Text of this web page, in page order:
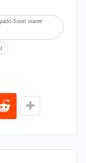
Soori starrer